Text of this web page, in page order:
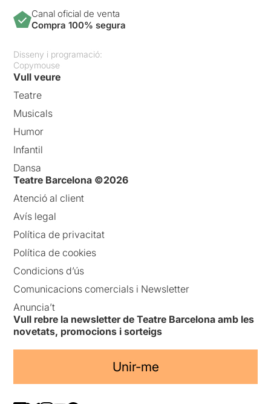
Canal oficial de venta
Compra 100% segura
Disseny i programació:
Copymouse
Vull veure
Teatre
Musicals
Humor
Infantil
Dansa
Teatre Barcelona ©2026
Atenció al client
Avís legal
Política de privacitat
Política de cookies
Condicions d’ús
Comunicacions comercials i Newsletter
Anuncia’t
Vull rebre la newsletter de Teatre Barcelona amb les
novetats, promocions i sorteigs
Unir-me